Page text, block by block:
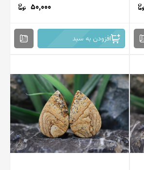
50,000
افزودن به سبد